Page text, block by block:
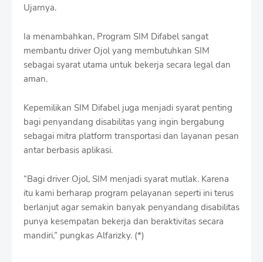
Ujarnya.
Ia menambahkan, Program SIM Difabel sangat
membantu driver Ojol yang membutuhkan SIM
sebagai syarat utama untuk bekerja secara legal dan
aman.
Kepemilikan SIM Difabel juga menjadi syarat penting
bagi penyandang disabilitas yang ingin bergabung
sebagai mitra platform transportasi dan layanan pesan
antar berbasis aplikasi.
“Bagi driver Ojol, SIM menjadi syarat mutlak. Karena
itu kami berharap program pelayanan seperti ini terus
berlanjut agar semakin banyak penyandang disabilitas
punya kesempatan bekerja dan beraktivitas secara
mandiri,” pungkas Alfarizky. (*)